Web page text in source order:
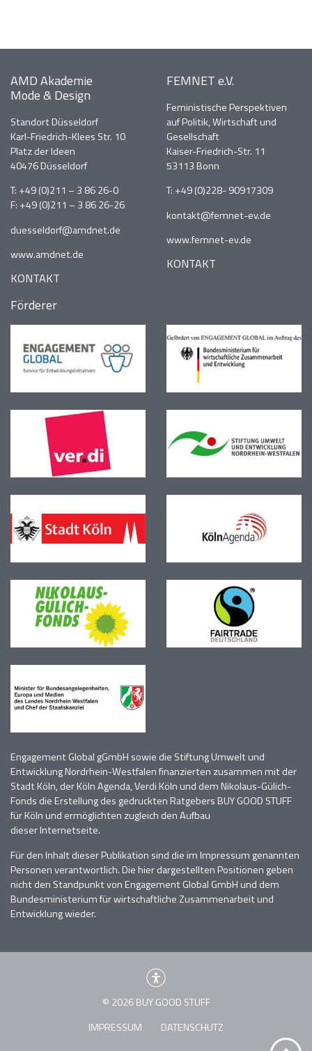
AMD Akademie
Mode & Design
Standort Düsseldorf
Karl-Friedrich-Klees Str. 10
Platz der Ideen
40476 Düsseldorf
T: +49 (0)211 – 3 86 26-0
F: +49 (0)211 – 3 86 26-26
duesseldorf@amdnet.de
www.amdnet.de
KONTAKT
FEMNET e.V.
Feministische Perspektiven
auf Politik, Wirtschaft und
Gesellschaft
Kaiser-Friedrich-Str. 11
53113 Bonn
T: +49 (0)228- 90917309
kontakt@femnet-ev.de
www.femnet-ev.de
KONTAKT
Förderer
Engagement Global gGmbH sowie die Stiftung Umwelt und
Entwicklung Nordrhein-Westfalen finanzierten zusammen mit der
Stadt Köln, der Köln Agenda, Verdi Köln und dem Nikolaus-Gülich-
Fonds die Erstellung des gedruckten Ratgebers BUY GOOD STUFF
für Köln und ermöglichten zugleich den Aufbau
dieserInternetseite.
Für den Inhalt dieser Publikation sind die im Impressum genannten
Personen verantwortlich. Die hier dargestellten Positionen geben
nicht den Standpunkt von Engagement Global GmbH und dem
Bundesministerium für wirtschaftliche Zusammenarbeit und
Entwicklung wieder.
© 2026 BUY GOOD STUFF
IMPRESSUM
DATENSCHUTZ